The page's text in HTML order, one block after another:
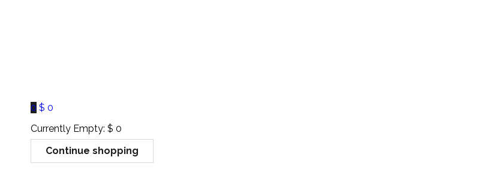
0 $ 0
Currently Empty: $ 0
Continue shopping